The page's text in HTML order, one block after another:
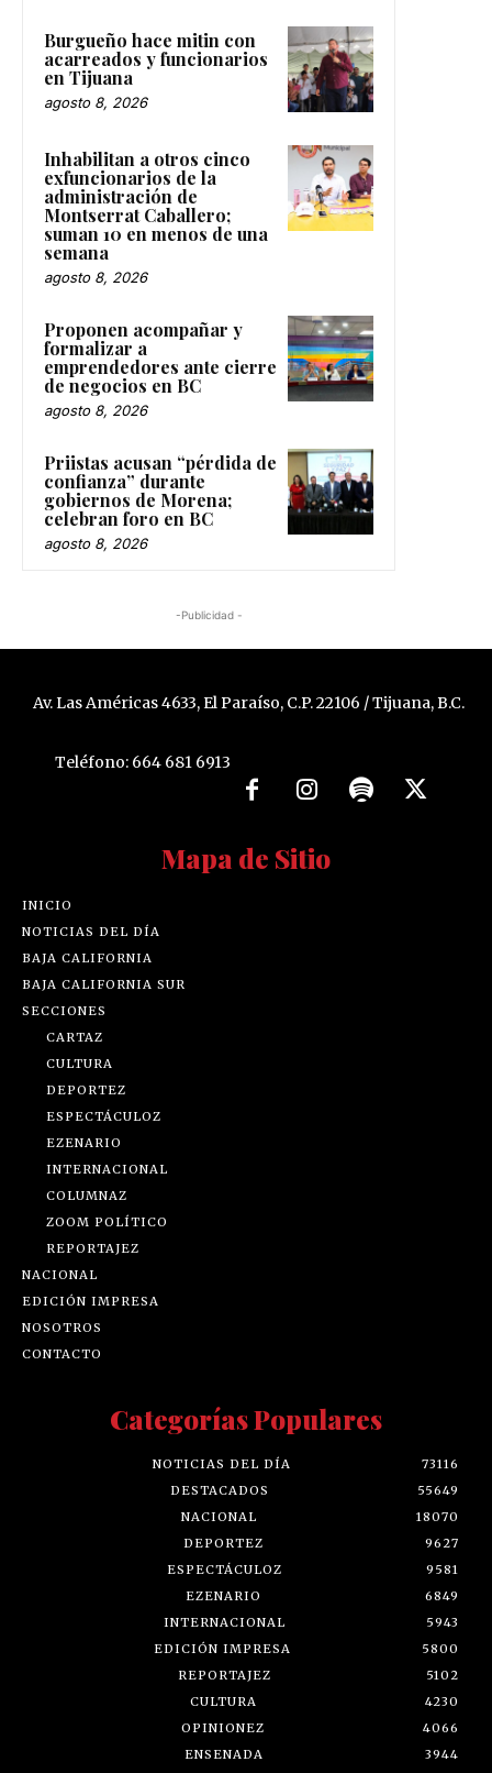
Burgueño hace mitin con
acarreados y funcionarios
en Tijuana
agosto 8, 2026
Inhabilitan a otros cinco
exfuncionarios de la
administración de
Montserrat Caballero;
suman 10 en menos de una
semana
agosto 8, 2026
Proponen acompañar y
formalizar a
emprendedores ante cierre
de negocios en BC
agosto 8, 2026
Priistas acusan “pérdida de
confianza” durante
gobiernos de Morena;
celebran foro en BC
agosto 8, 2026
-Publicidad -
Av. Las Américas 4633, El Paraíso, C.P. 22106 / Tijuana, B.C.
Teléfono: 664 681 6913
Mapa de Sitio
INICIO
NOTICIAS DEL DÍA
BAJA CALIFORNIA
BAJA CALIFORNIA SUR
SECCIONES
CARTAZ
CULTURA
DEPORTEZ
ESPECTÁCULOZ
EZENARIO
INTERNACIONAL
COLUMNAZ
ZOOM POLÍTICO
REPORTAJEZ
NACIONAL
EDICIÓN IMPRESA
NOSOTROS
CONTACTO
Categorías Populares
NOTICIAS DEL DÍA
73116
DESTACADOS
55649
NACIONAL
18070
DEPORTEZ
9627
ESPECTÁCULOZ
9581
EZENARIO
6849
INTERNACIONAL
5943
EDICIÓN IMPRESA
5800
REPORTAJEZ
5102
CULTURA
4230
OPINIONEZ
4066
ENSENADA
3944